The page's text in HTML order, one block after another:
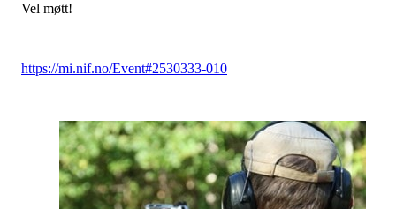
Vel møtt!
https://mi.nif.no/Event#2530333-010